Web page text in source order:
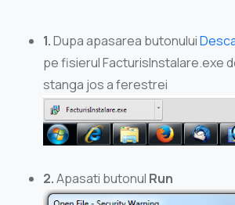
1.Dupa apasarea butonului
pe fisierul FacturisInstalare.exe
stanga jos a ferestrei
2.Apasati butonul Run